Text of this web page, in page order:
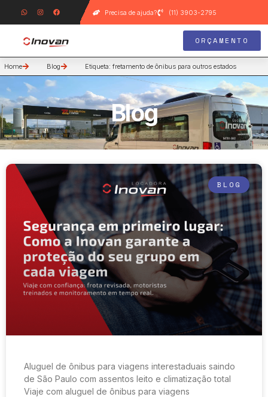
Precisa de ajuda? (11) 3903-2795
ORÇAMENTO
Home Blog Etiqueta: fretamento de ônibus para outros estados
Blog
BLOG
Aluguel de ônibus para viagens interestaduais saindo
de São Paulo com assentos leito e climatização total
Viaje com aluguel de ônibus para viagens